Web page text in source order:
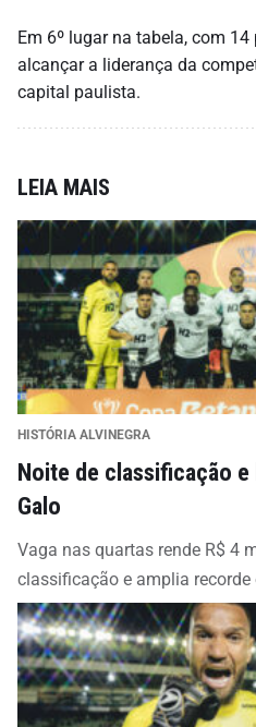
Em 6º lugar na tabela, com
alcançar a liderança da
capital paulista.
LEIA MAIS
HISTÓRIA ALVINEGRA
Noite de classificação e
Galo
Vaga nas quartas rende R$ 4
classificação e amplia